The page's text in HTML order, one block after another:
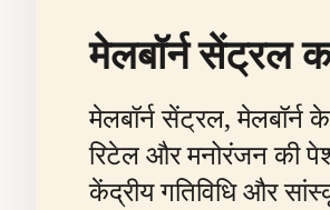
मेलबॉर्न सेंट्रल
मेलबॉर्न सेंट्रल,
रिटेल और मनोरंजन की
केंद्रीय गतिविधि और